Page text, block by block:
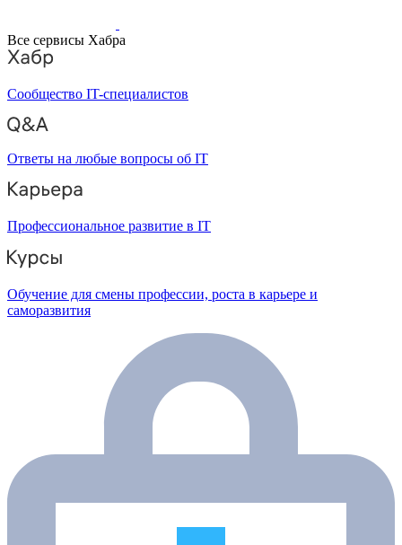
Все сервисы Хабра
Сообщество IT-специалистов
Ответы на любые вопросы об IT
Профессиональное развитие в IT
Обучение для смены профессии, роста в карьере и
саморазвития